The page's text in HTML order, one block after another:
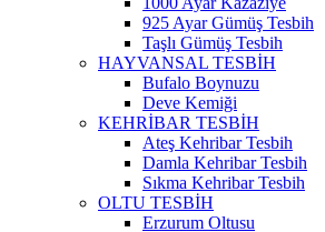
925 Ayar Gümüş Tesbih
Taşlı Gümüş Tesbih
HAYVANSAL TESBİH
Bufalo Boynuzu
Deve Kemiği
KEHRİBAR TESBİH
Ateş Kehribar Tesbih
Damla Kehribar Tesbih
Sıkma Kehribar Tesbih
OLTU TESBİH
Erzurum Oltusu